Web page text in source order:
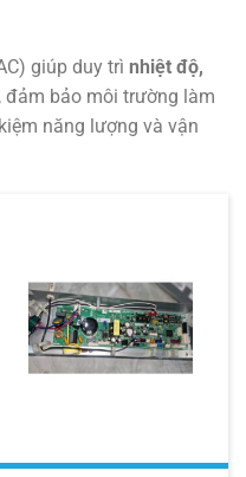
giúp duy trì nhiệt độ,
, đảm bảo môi trường làm
năng lượng và vận